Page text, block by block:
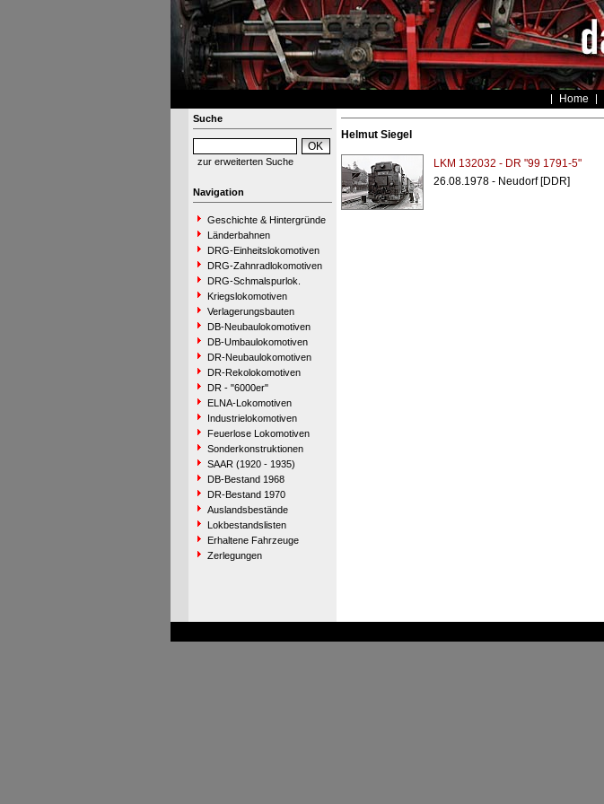
Home
Suche
zur erweiterten Suche
Navigation
Geschichte & Hintergründe
Länderbahnen
DRG-Einheitslokomotiven
DRG-Zahnradlokomotiven
DRG-Schmalspurlok.
Kriegslokomotiven
Verlagerungsbauten
DB-Neubaulokomotiven
DB-Umbaulokomotiven
DR-Neubaulokomotiven
DR-Rekolokomotiven
DR - "6000er"
ELNA-Lokomotiven
Industrielokomotiven
Feuerlose Lokomotiven
Sonderkonstruktionen
SAAR (1920 - 1935)
DB-Bestand 1968
DR-Bestand 1970
Auslandsbestände
Lokbestandslisten
Erhaltene Fahrzeuge
Zerlegungen
Helmut Siegel
LKM 132032 - DR "99 1791-5"
26.08.1978 - Neudorf [DDR]